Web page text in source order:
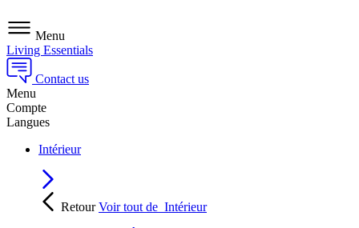
Menu
Living Essentials
Contact us
Menu
Compte
Langues
Intérieur
RetourVoir tout de Intérieur